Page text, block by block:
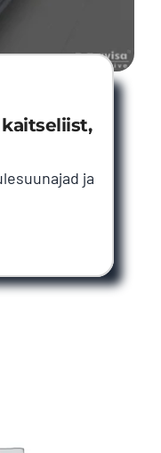
kaitseliist,
ja